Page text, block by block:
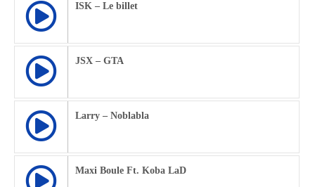
ISK – Le billet
JSX – GTA
Larry – Noblabla
Maxi Boule Ft. Koba LaD